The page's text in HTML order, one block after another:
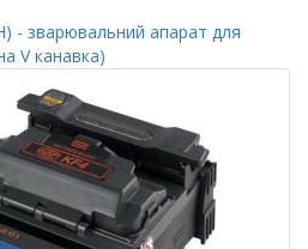
- зварювальний апарат для
V канавка)